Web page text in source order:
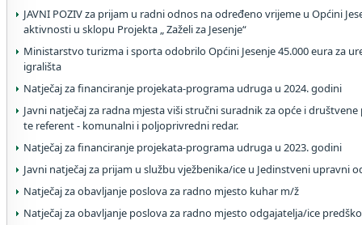
JAVNI POZIV za prijam u radni odnos na određeno vrijeme u Općini
aktivnosti u sklopu Projekta „ Zaželi za Jesenje“
Ministarstvo turizma i sporta odobrilo Općini Jesenje 45.000 eura za
igrališta
Natječaj za financiranje projekata-programa udruga u 2024. godini
Javni natječaj za radna mjesta viši stručni suradnik za opće i
te referent - komunalni i poljoprivredni redar.
Natječaj za financiranje projekata-programa udruga u 2023. godini
Javni natječaj za prijam u službu vježbenika/ice u Jedinstveni upravni
Natječaj za obavljanje poslova za radno mjesto kuhar m/ž
Natječaj za obavljanje poslova za radno mjesto odgajatelja/ice